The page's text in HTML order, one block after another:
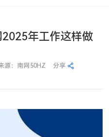
年工作这样做
源：南网50HZ 分享